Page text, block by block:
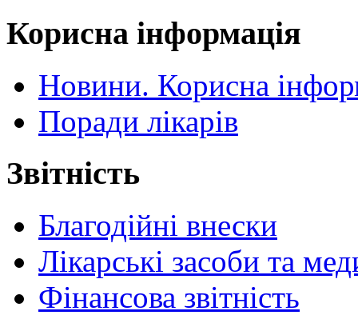
Корисна інформація
Новини. Корисна
Поради лікарів
Звітність
Благодійні внески
Лікарські засоби та
Фінансова звітність